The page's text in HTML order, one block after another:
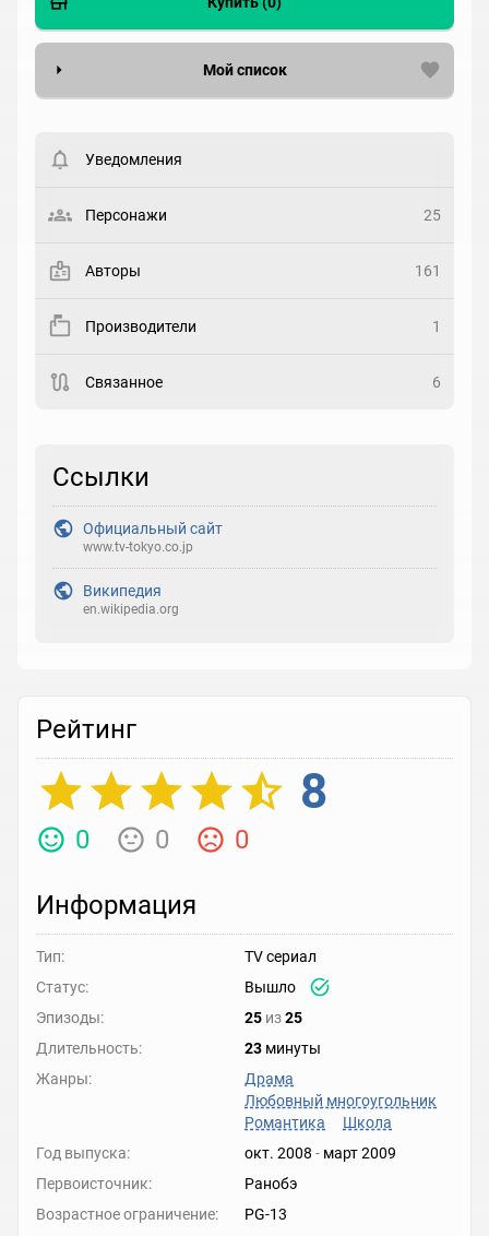
Мой список
Статус
Рейтинг
Реакция
Уведомления
Персонажи 25
Авторы 161
Производители 1
Связанное 6
Ссылки
Официальный сайт
www.tv-tokyo.co.jp
Википедия
en.wikipedia.org
Рейтинг
8
0 0 0
Информация
Тип:
TV сериал
Статус:
Вышло
Эпизоды:
25 из25
Длительность:
23 минуты
Жанры:
Драма
Любовный многоугольник
Романтика
Школа
Год выпуска:
окт. 2008 - март 2009
Первоисточник:
Ранобэ
Возрастное ограничение:
PG-13